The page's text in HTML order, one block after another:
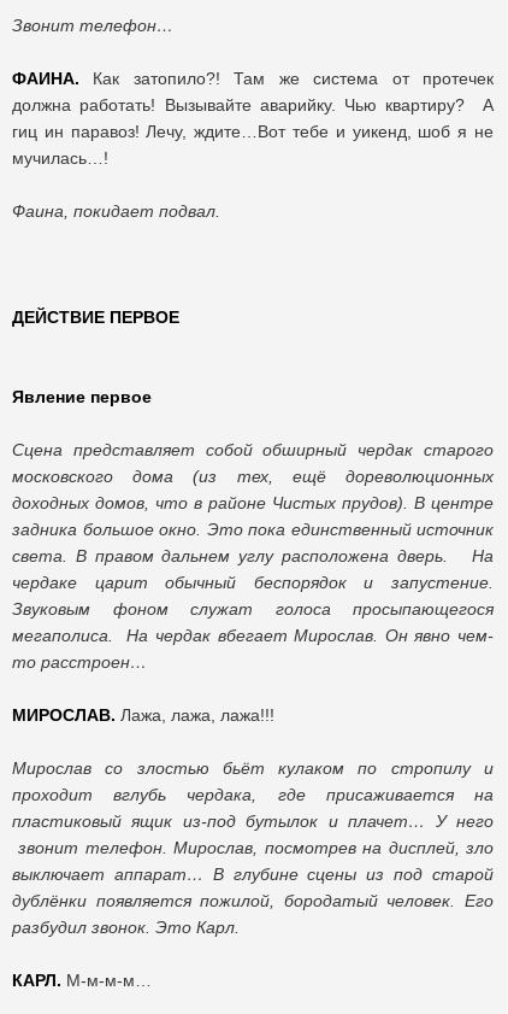
Звонит телефон…
ФАИНА. Как затопило?! Там же система от протечек
должна работать! Вызывайте аварийку. Чью квартиру? А
гиц ин паравоз! Лечу, ждите…Вот тебе и уикенд, шоб я не
мучилась…!
Фаина, покидает подвал.
ДЕЙСТВИЕ ПЕРВОЕ
Явление первое
Сцена представляет собой обширный чердак старого
московского дома (из тех, ещё дореволюционных
доходных домов, что в районе Чистых прудов). В центре
задника большое окно. Это пока единственный источник
света. В правом дальнем углу расположена дверь. На
чердаке царит обычный беспорядок и запустение.
Звуковым фоном служат голоса просыпающегося
мегаполиса. На чердак вбегает Мирослав. Он явно чем-
то расстроен…
МИРОСЛАВ. Лажа, лажа, лажа!!!
Мирослав со злостью бьёт кулаком по стропилу и
проходит вглубь чердака, где присаживается на
пластиковый ящик из-под бутылок и плачет… У него
звонит телефон. Мирослав, посмотрев на дисплей, зло
выключает аппарат… В глубине сцены из под старой
дублёнки появляется пожилой, бородатый человек. Его
разбудил звонок. Это Карл.
КАРЛ. М-м-м-м…